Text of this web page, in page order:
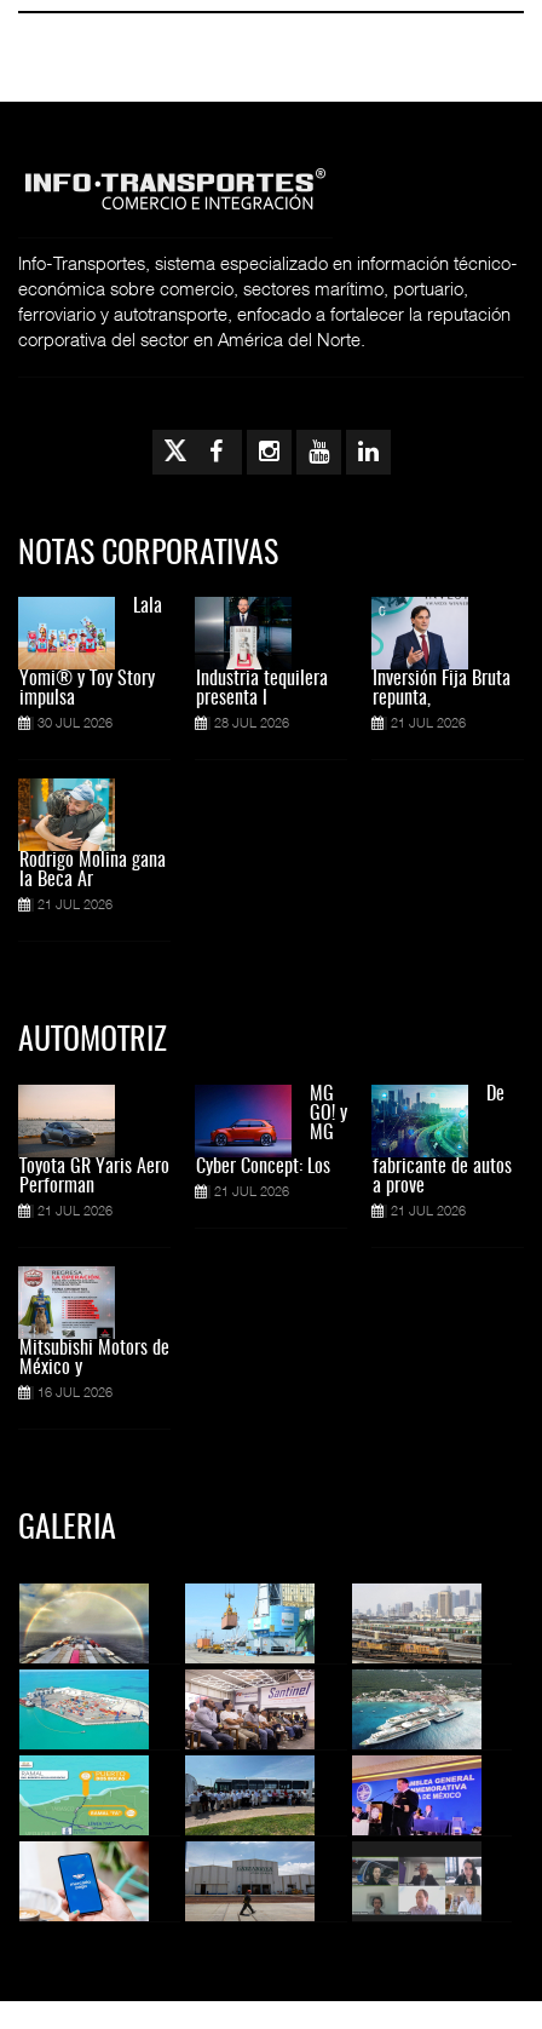
Info-Transportes, sistema especializado en información técnico-
económica sobre comercio, sectores marítimo, portuario,
ferroviario y autotransporte, enfocado a fortalecer la reputación
corporativa del sector en América del Norte.
NOTAS CORPORATIVAS
Lala
Yomi® y Toy Story
impulsa
30 JUL 2026
Rodrigo Molina gana
la Beca Ar
21 JUL 2026
Industria tequilera
presenta l
28 JUL 2026
Inversión Fija Bruta
repunta,
21 JUL 2026
AUTOMOTRIZ
Toyota GR Yaris Aero
Performan
21 JUL 2026
Mitsubishi Motors de
México y
16 JUL 2026
MG
GO! y
MG
Cyber Concept: Los
21 JUL 2026
De
fabricante de autos
a prove
21 JUL 2026
GALERIA